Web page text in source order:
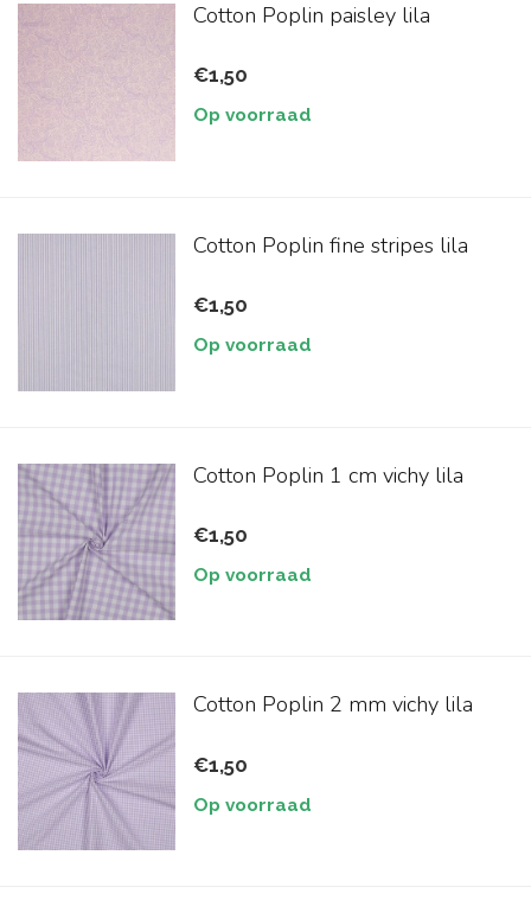
Cotton Poplin paisley lila
€1,50
Op voorraad
Cotton Poplin fine stripes lila
€1,50
Op voorraad
Cotton Poplin 1 cm vichy lila
€1,50
Op voorraad
Cotton Poplin 2 mm vichy lila
€1,50
Op voorraad